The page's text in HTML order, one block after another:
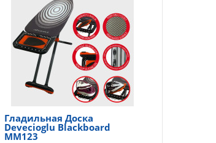
Гладильная Доска
Devecioglu Blackboard
MM123